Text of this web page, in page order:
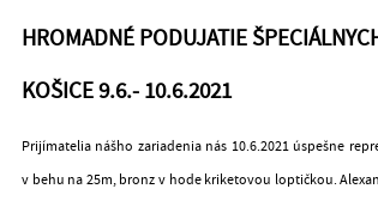
HROMADNÉ PODUJATIE
KOŠICE 9.6.- 10.6.2021
Prijímatelia nášho zariadenia nás 10.6.2021 úspešne
v behu na 25m, bronz v hode kriketovou loptičkou.